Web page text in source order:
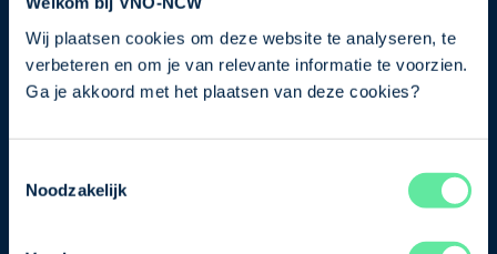
Wij plaatsen cookies om deze website te analyseren, te
verbeteren en om je van relevante informatie te voorzien.
Ga je akkoord met het plaatsen van deze cookies?
Noodzakelijk
Schrijf je in
Direct naar
Ons verhaal